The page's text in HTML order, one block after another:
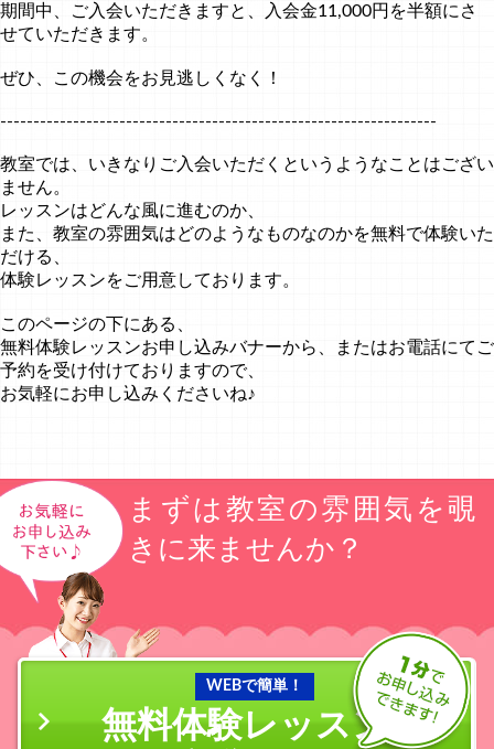
期間中、ご入会いただきますと、入会金11,000円を半額にさ
せていただきます。
ぜひ、この機会をお見逃しくなく！
------------------------------------------------------------------
教室では、いきなりご入会いただくというようなことはござい
ません。
レッスンはどんな風に進むのか、
また、教室の雰囲気はどのようなものなのかを無料で体験いた
だける、
体験レッスンをご用意しております。
このページの下にある、
無料体験レッスンお申し込みバナーから、またはお電話にてご
予約を受け付けておりますので、
お気軽にお申し込みくださいね♪
まずは教室の雰囲気を覗
きに来ませんか？
WEBで簡単！
無料体験レッスン